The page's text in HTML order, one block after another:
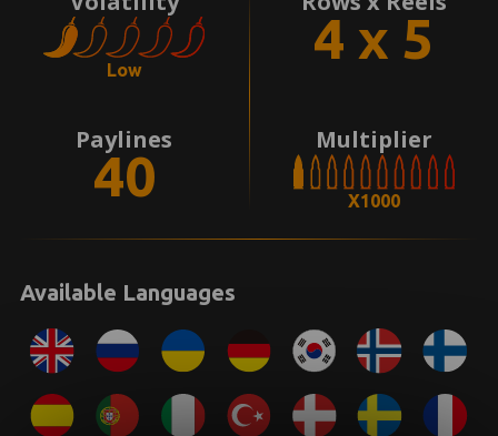
Low
4 x 5
Paylines
40
Multiplier
X1000
Available Languages